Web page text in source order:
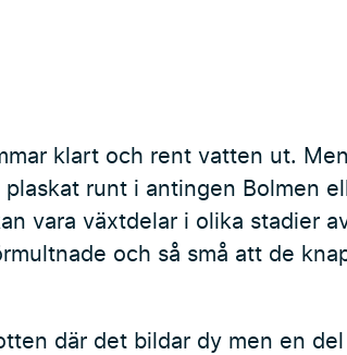
klart och rent vatten ut.
runt i antingen Bolmen
vara växtdelar i olika stadier
och så små att de
där det bildar dy men en